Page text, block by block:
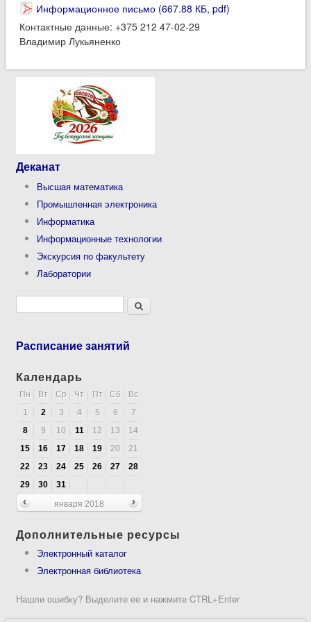
Информационное письмо (667.88 КБ, pdf)
Контактные данные: +375 212 47-02-29
Владимир Лукьяненко
Деканат
Высшая математика
Промышленная электроника
Информатика
Информационные технологии
Экскурсия по факультету
Лаборатории
Форма поискаПоиск
Расписание занятий
Календарь
Пн Вт Ср Чт Пт Сб
Вс
1
2 3 4 5 6
7
8
9 10 11 12 13
14
15
16 17 18 19 20
21
22
23 24 25 26 27
28
29
30
31
января 2018
Дополнительные ресурсы
Электронный каталог
Электронная библиотека
Нашли ошибку? Выделите ее и нажмите CTRL+Enter